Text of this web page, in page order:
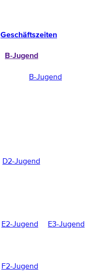
Geschäftszeiten
B-Jugend
B-Jugend
D2-Jugend
E2-Jugend E3-Jugend
F2-Jugend